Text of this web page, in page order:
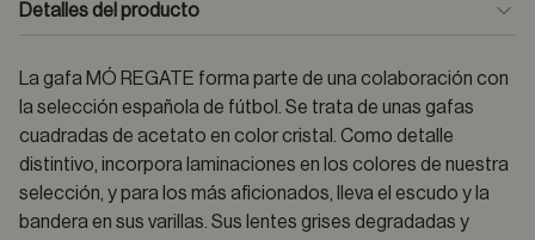
Detalles del producto
La gafa MÓ REGATE forma parte de una colaboración con
la selección española de fútbol. Se trata de unas gafas
cuadradas de acetato en color cristal. Como detalle
distintivo, incorpora laminaciones en los colores de nuestra
selección, y para los más aficionados, lleva el escudo y la
bandera en sus varillas. Sus lentes grises degradadas y